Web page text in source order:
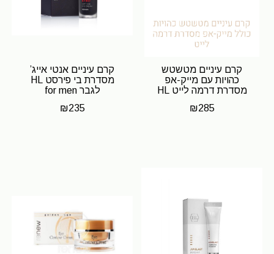
קרם עיניים מטשטש
כהויות עם מייק-אפ
מסדרת דרמה לייט HL
₪285
קרם עיניים אנטי אייג’
מסדרת בי פירסט HL
לגבר for men
₪235